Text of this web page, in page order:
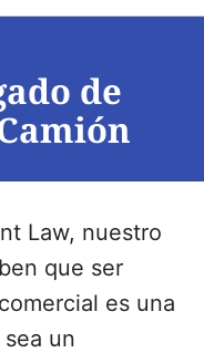
de
Law, nuestro
que ser
es una
un